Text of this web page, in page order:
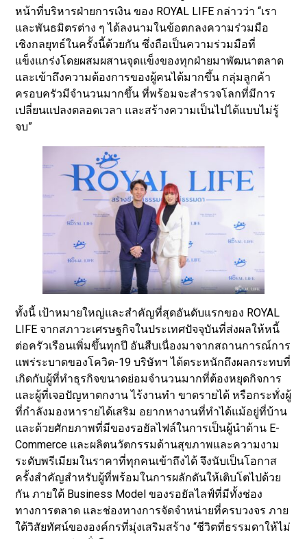
หน้าที่บริหารฝ่ายการเงิน ของ ROYAL LIFE กล่าวว่า “เรา
และพันธมิตรต่าง ๆ ได้ลงนามในข้อตกลงความร่วมมือ
เชิงกลยุทธ์ในครั้งนี้ด้วยกัน ซึ่งถือเป็นความร่วมมือที่
แข็งแกร่งโดยผสมผสานจุดแข็งของทุกฝ่ายมาพัฒนาตลาด
และเข้าถึงความต้องการของผู้คนได้มากขึ้น กลุ่มลูกค้า
ครอบครัวมีจำนวนมากขึ้น ที่พร้อมจะสำรวจโลกที่มีการ
เปลี่ยนแปลงตลอดเวลา และสร้างความเป็นไปได้แบบไม่รู้
จบ”
ทั้งนี้ เป้าหมายใหญ่และสำคัญที่สุดอันดับแรกของ ROYAL
LIFE จากสภาวะเศรษฐกิจในประเทศปัจจุบันที่ส่งผลให้หนี้
ต่อครัวเรือนเพิ่มขึ้นทุกปี อันสืบเนื่องมาจากสถานการณ์การ
แพร่ระบาดของโควิด-19 บริษัทฯ ได้ตระหนักถึงผลกระทบที่
เกิดกับผู้ที่ทำธุรกิจขนาดย่อมจำนวนมากที่ต้องหยุดกิจการ
และผู้ที่เจอปัญหาตกงาน ไร้งานทำ ขาดรายได้ หรือกระทั่งผู้
ที่กำลังมองหารายได้เสริม อยากหางานที่ทำได้แม้อยู่ที่บ้าน
และด้วยศักยภาพที่มีของรอยัลไฟล์ในการเป็นผู้นำด้าน E-
Commerce และผลิตนวัตกรรมด้านสุขภาพและความงาม
ระดับพรีเมียมในราคาที่ทุกคนเข้าถึงได้ จึงนับเป็นโอกาส
ครั้งสำคัญสำหรับผู้ที่พร้อมในการผลักดันให้เติบโตไปด้วย
กัน ภายใต้ Business Model ของรอยัลไลฟ์ที่มีทั้งช่อง
ทางการตลาด และช่องทางการจัดจำหน่ายที่ครบวงจร ภาย
ใต้วิสัยทัศน์ขององค์กรที่มุ่งเสริมสร้าง “ชีวิตที่ธรรมดาให้ไม่